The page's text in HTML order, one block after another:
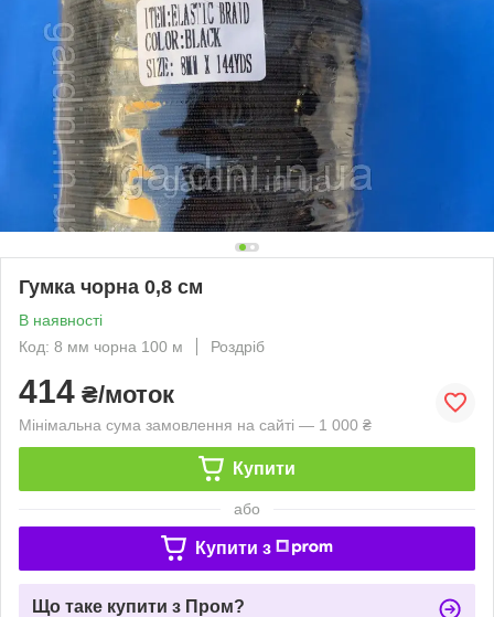
Гумка чорна 0,8 см
В наявності
Код: 8 мм чорна 100 м
Роздріб
414 ₴/моток
Мінімальна сума замовлення на сайті — 1 000 ₴
Купити
або
Купити з
Що таке купити з Пром?